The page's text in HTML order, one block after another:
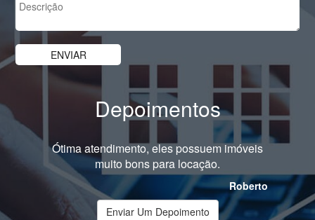
Depoimentos
Ótima atendimento, eles possuem imóveis
muito bons para locação.
Roberto
Enviar Um Depoimento